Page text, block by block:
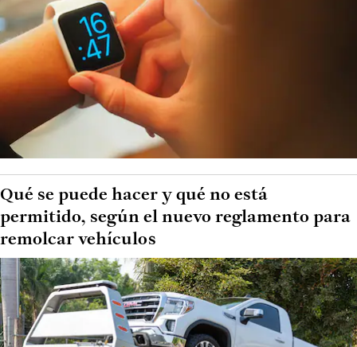
Qué se puede hacer y qué no está
permitido, según el nuevo reglamento para
remolcar vehículos